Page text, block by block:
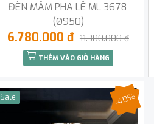
ĐÈN MÂM PHA LÊ ML 3678
(Ø950)
6.780.000 đ 11.300.000 đ
THÊM VÀO GIỎ HÀNG
Sale -40%